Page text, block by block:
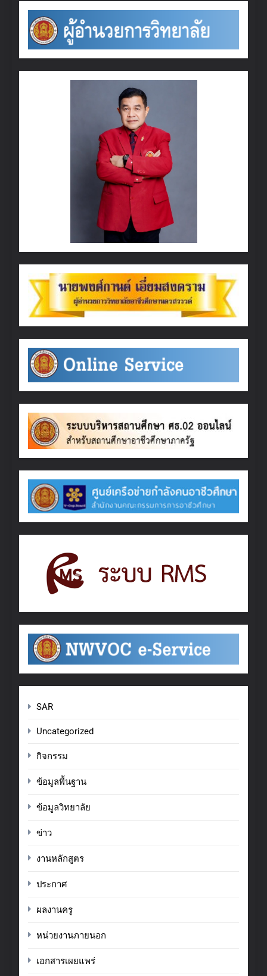
SAR
Uncategorized
กิจกรรม
ข้อมูลพื้นฐาน
ข้อมูลวิทยาลัย
ข่าว
งานหลักสูตร
ประกาศ
ผลงานครู
หน่วยงานภายนอก
เอกสารเผยแพร่